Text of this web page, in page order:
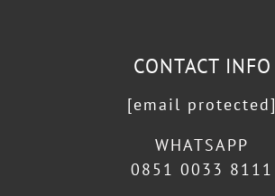
CONTACT INFO
[email protected]
WHATSAPP
0851 0033 8111